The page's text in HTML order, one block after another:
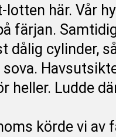
lotten här. Vår
färjan.
dålig cylinder,
heller. Ludde
körde vi av